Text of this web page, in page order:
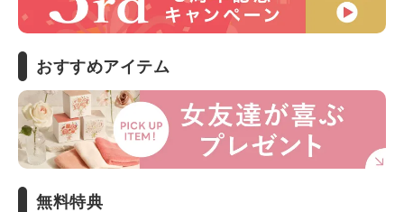
おすすめアイテム
無料特典